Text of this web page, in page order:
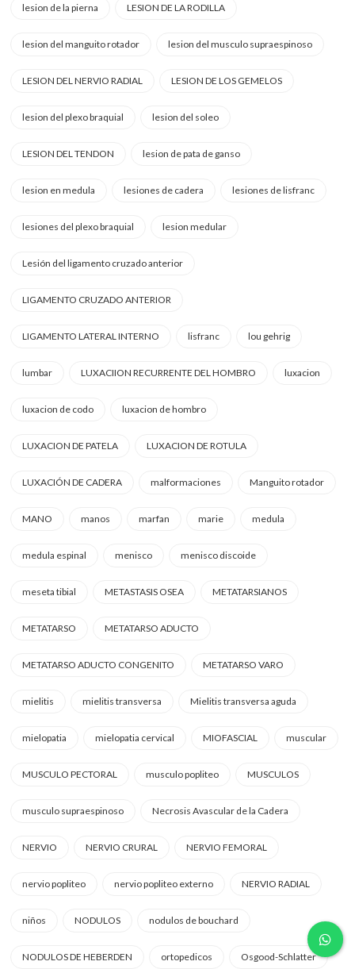
lesion de la pierna LESION DE LA RODILLA
lesion del manguito rotador lesion del musculo supraespinoso
LESION DEL NERVIO RADIAL LESION DE LOS GEMELOS
lesion del plexo braquial lesion del soleo
LESION DEL TENDON lesion de pata de ganso
lesion en medula lesiones de cadera lesiones de lisfranc
lesiones del plexo braquial lesion medular
Lesión del ligamento cruzado anterior
LIGAMENTO CRUZADO ANTERIOR
LIGAMENTO LATERAL INTERNO lisfranc lou gehrig
lumbar LUXACIION RECURRENTE DEL HOMBRO luxacion
luxacion de codo luxacion de hombro
LUXACION DE PATELA LUXACION DE ROTULA
LUXACIÓN DE CADERA malformaciones Manguito rotador
MANO manos marfan marie medula
medula espinal menisco menisco discoide
meseta tibial METASTASIS OSEA METATARSIANOS
METATARSO METATARSO ADUCTO
METATARSO ADUCTO CONGENITO METATARSO VARO
mielitis mielitis transversa Mielitis transversa aguda
mielopatia mielopatia cervical MIOFASCIAL muscular
MUSCULO PECTORAL musculo popliteo MUSCULOS
musculo supraespinoso Necrosis Avascular de la Cadera
NERVIO NERVIO CRURAL NERVIO FEMORAL
nervio popliteo nervio popliteo externo NERVIO RADIAL
niños NODULOS nodulos de bouchard
NODULOS DE HEBERDEN ortopedicos Osgood-Schlatter